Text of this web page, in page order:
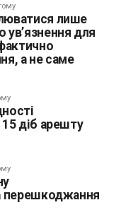
лише
ув’язнення для
а не саме
діб арешту
перешкоджання